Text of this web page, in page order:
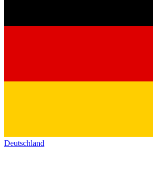
Deutschland